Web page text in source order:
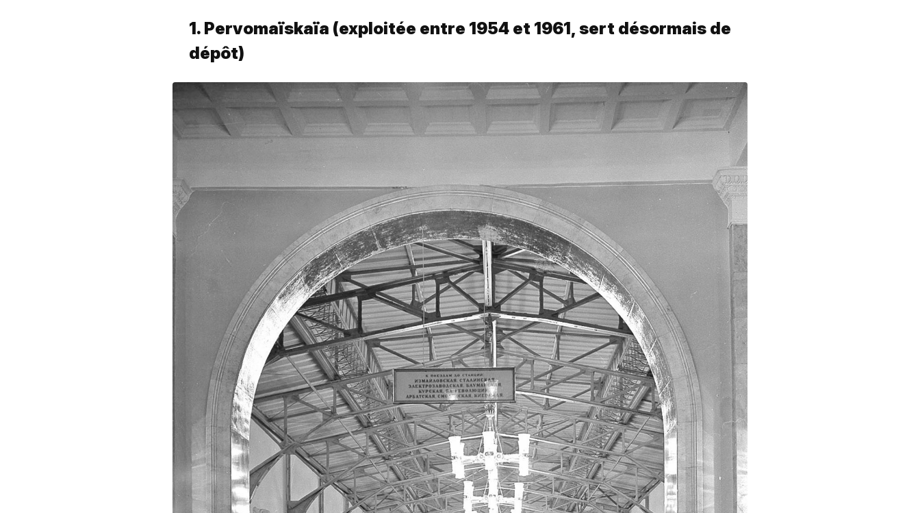
1. Pervomaïskaïa (exploitée entre 1954 et 1961, sert désormais de
dépôt)